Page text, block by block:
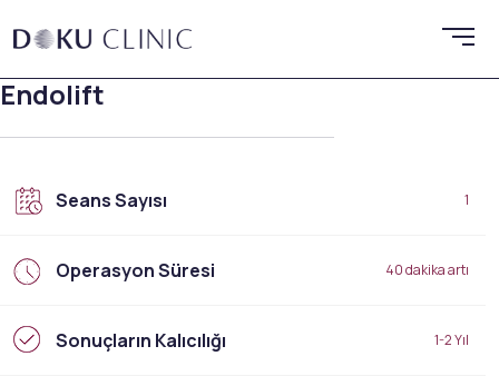
Endolift
Seans Sayısı 1
Operasyon Süresi 40 dakika artı
Sonuçların Kalıcılığı 1-2 Yıl